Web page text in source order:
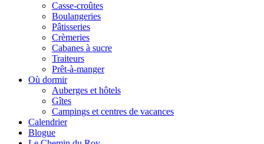
Casse-croûtes
Boulangeries
Pâtisseries
Crèmeries
Cabanes à sucre
Traiteurs
Prêt-à-manger
Où dormir
Auberges et hôtels
Gîtes
Campings et centres de vacances
Calendrier
Blogue